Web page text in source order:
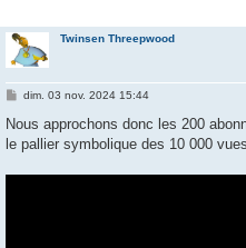
Twinsen Threepwood
M
s
a
e
dim. 03 nov. 2024 15:44
Nous approchons donc les 200
le pallier symbolique des 10 000